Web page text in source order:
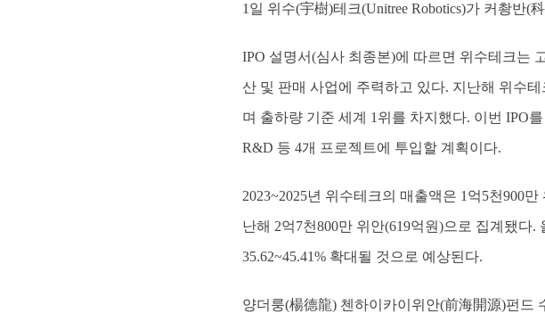
1일 위수(宇樹)테크(Unitree Robotics)가 커촹반(
IPO 설명서(심사 최종본)에 따르면 위수테크는
산 및 판매 사업에 주력하고 있다. 지난해 위수
며 출하량 기준 세계 1위를 차지했다. 이번 IPO
R&D 등 4개 프로젝트에 투입할 계획이다.
2023~2025년 위수테크의 매출액은 1억5천900
난해 2억7천800만 위안(619억원)으로 집계됐다.
35.62~45.41% 확대될 것으로 예상된다.
양더룽(楊德龍) 첸하이카이위안(前海開源)펀드